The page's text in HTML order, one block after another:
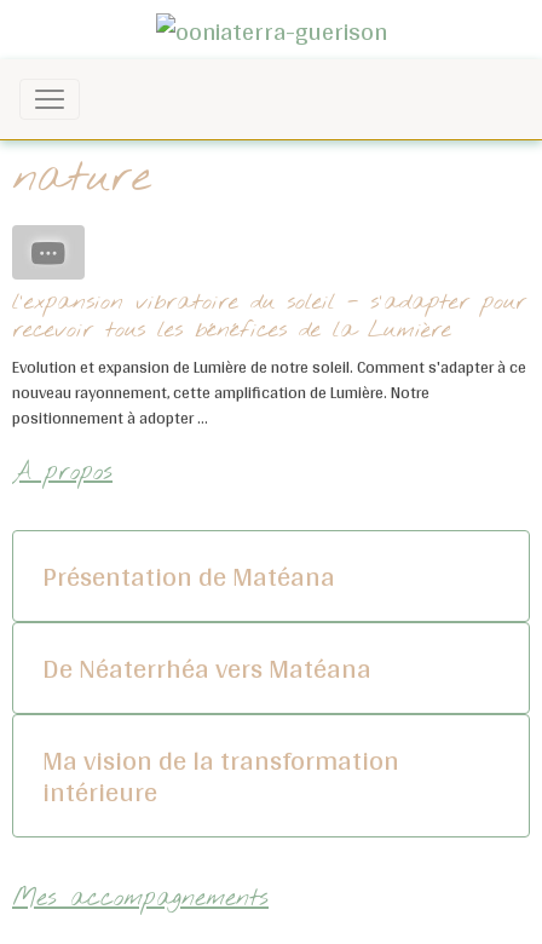
nature
l'expansion vibratoire du soleil - s'adapter pour
recevoir tous les bénéfices de la Lumière
Evolution et expansion de Lumière de notre soleil. Comment s'adapter à ce
nouveau rayonnement, cette amplification de Lumière. Notre
positionnement à adopter ...
A propos
Présentation de Matéana
De Néaterrhéa vers Matéana
Ma vision de la transformation
intérieure
Mes accompagnements